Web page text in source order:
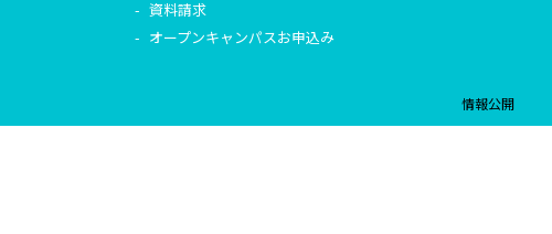
資料請求
オープンキャンパスお申込み
情報公開